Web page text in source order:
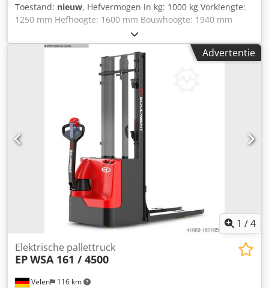
Toestand: nieuw, Hefvermogen in kg: 1000 kg Vorklengte:
1250 mm Hefhoogte: 1600 mm Bouwhoogte: 1940 mm
Djdpoyx Iqbjfx Akiock Machinegewicht ca. 0,4 t Afmetingen
(L x B x H): 1,69 x 0,78 x 2,09 m Palletwagen met: - nieuwe
12 Volt accu - lader - elektrische heffing - handmatige
Advertentie
1 /4
Velen 116 km
Elektrische pallettruck
EPWSA 161 / 4500